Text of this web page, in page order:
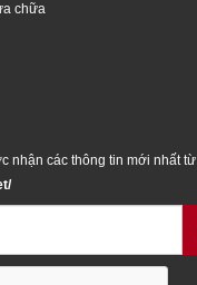
chữa
nhận các thông tin mới nhất từ